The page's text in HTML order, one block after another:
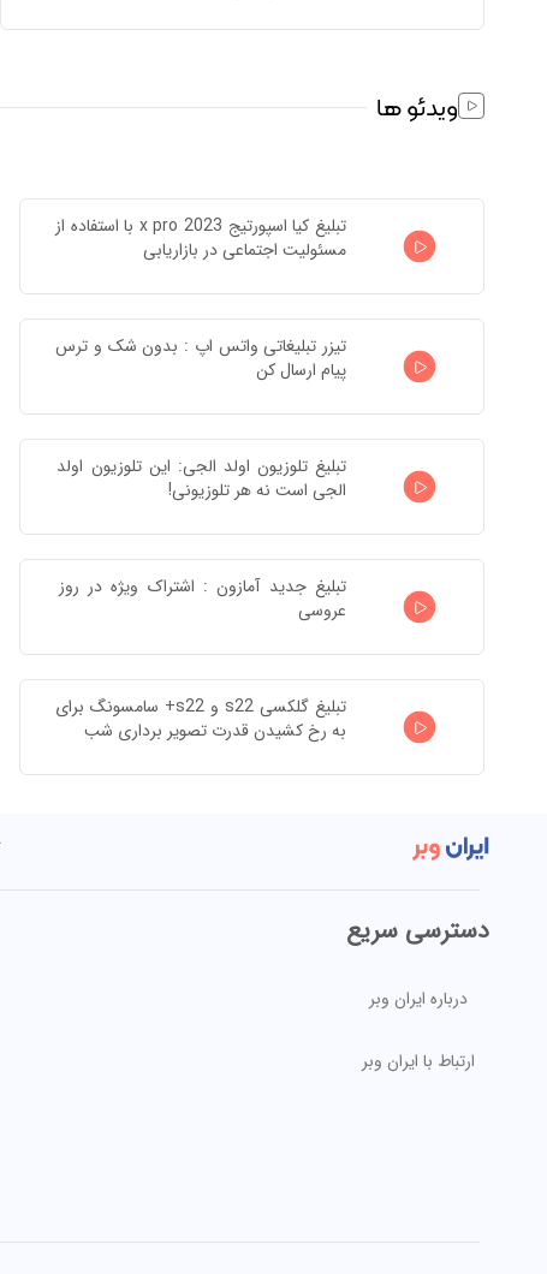
ویدئو ها
تبلیغ کیا اسپورتیج x pro 2023 با استفاده از
مسئولیت اجتماعی در بازاریابی
تیزر تبلیغاتی واتس اپ : بدون شک و ترس
پیام ارسال کن
تبلیغ تلوزیون اولد الجی: این تلوزیون اولد
الجی است نه هر تلوزیونی!
تبلیغ جدید آمازون : اشتراک ویژه در روز
عروسی
تبلیغ گلکسی s22 و s22+ سامسونگ برای
به رخ کشیدن قدرت تصویر برداری شب
دسترسی سریع
درباره ایران وبر
ارتباط با ایران وبر